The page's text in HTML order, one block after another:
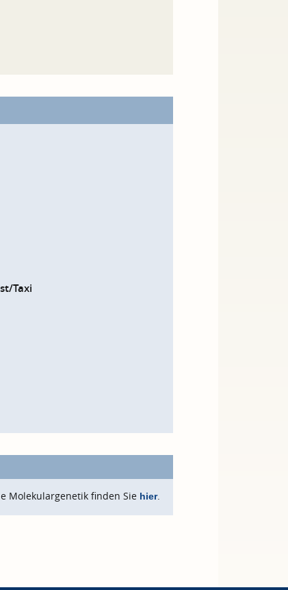
Taxi
Molekulargenetik finden Sie hier.